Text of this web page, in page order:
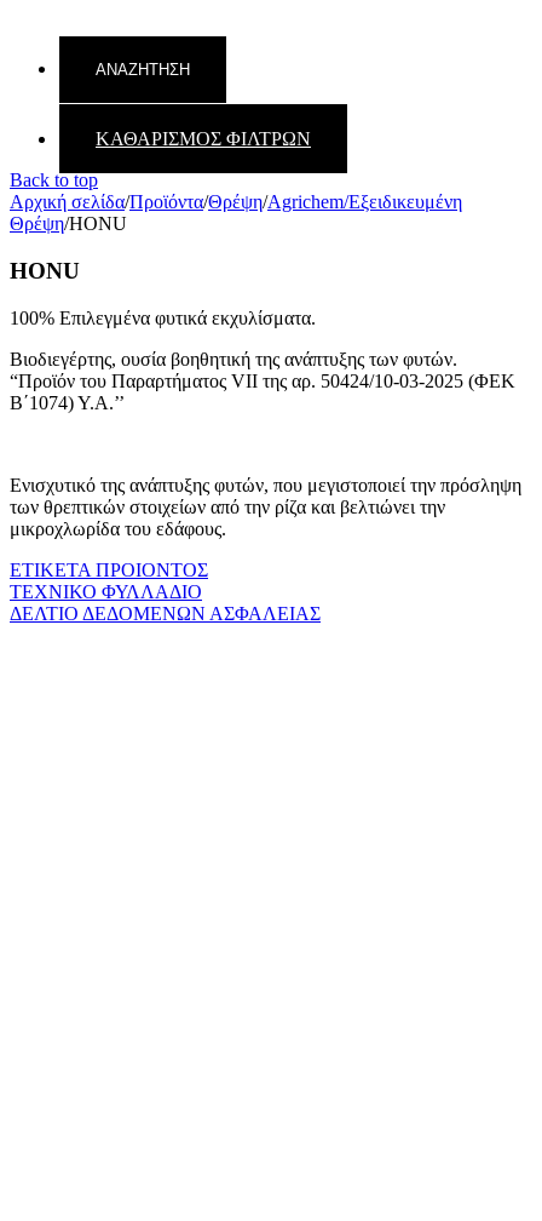
ΚΑΘΑΡΙΣΜΟΣ ΦΙΛΤΡΩΝ
Back to top
Αρχική σελίδα/Προϊόντα/Θρέψη/Agrichem/Εξειδικευμένη
Θρέψη/HONU
HONU
100% Επιλεγμένα φυτικά εκχυλίσματα.
Βιοδιεγέρτης, ουσία βοηθητική της ανάπτυξης των φυτών.
“Προϊόν του Παραρτήματος VII της αρ. 50424/10-03-2025 (ΦΕΚ
Β΄1074) Υ.Α.’’
Ενισχυτικό της ανάπτυξης φυτών, που μεγιστοποιεί την πρόσληψη
των θρεπτικών στοιχείων από την ρίζα και βελτιώνει την
μικροχλωρίδα του εδάφους.
ΕΤΙΚΕΤΑ ΠΡΟΙΟΝΤΟΣ
ΤΕΧΝΙΚΟ ΦΥΛΛΑΔΙΟ
ΔΕΛΤΙΟ ΔΕΔΟΜΕΝΩΝ ΑΣΦΑΛΕΙΑΣ